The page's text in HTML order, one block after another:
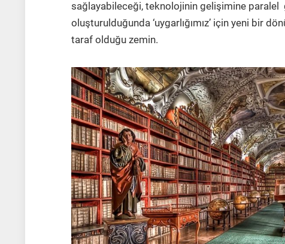
sağlayabileceği, teknolojinin gelişimine paralel
oluşturulduğunda ‘uygarlığımız’ için yeni bir
taraf olduğu zemin.